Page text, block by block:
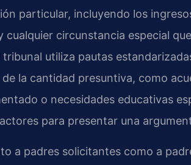
particular, incluyendo los
cualquier circunstancia especial
utiliza pautas
la cantidad presuntiva, como
o necesidades educativas
para presentar una
a padres solicitantes como a